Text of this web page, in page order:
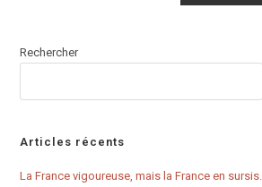
Rechercher
Articles récents
La France vigoureuse, mais la France en sursis.